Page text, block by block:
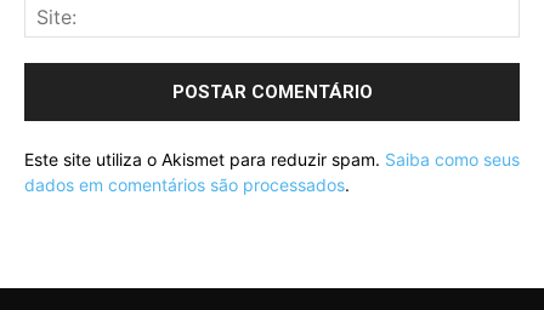
Este site utiliza o Akismet para reduzir spam. Saiba como seus
dados em comentários são processados.